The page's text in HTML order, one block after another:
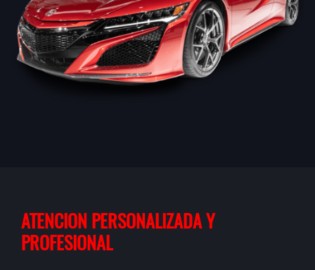
ATENCION PERSONALIZADA Y
PROFESIONAL